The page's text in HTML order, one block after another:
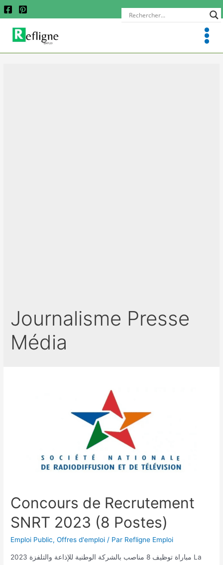
Journalisme Presse
Média
Concours de Recrutement
SNRT 2023 (8 Postes)
Emploi Public,Offres d'emploi / Par Refligne Emploi
مباراة توظيف 8 مناصب بالشركة الوطنية للإذاعة والتلفزة 2023 La